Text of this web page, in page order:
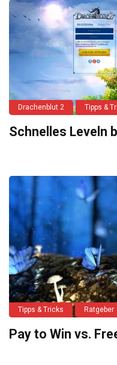
Drachenblut 2 Tipps &
Schnelles Leveln
Tipps & Tricks Ratgeber
Pay to Win vs.